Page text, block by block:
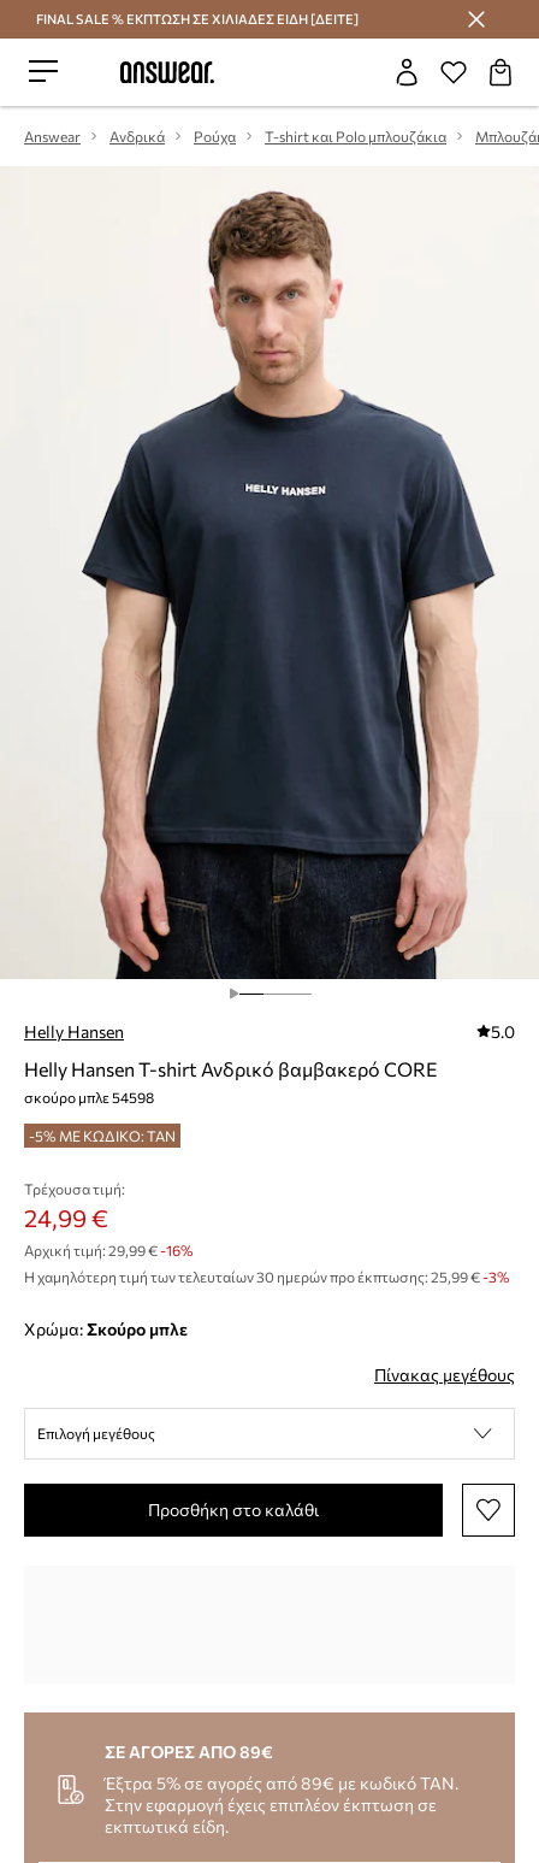
Εξοικονομήστε με το Answear Club
FINAL SALE % ΕΚΠΤΩΣΗ ΣΕ ΧΙΛΙΑΔΕΣ ΕΙΔΗ [ΔΕΙΤΕ]
Answear Ανδρικά Ρούχα T-shirt και Polo μπλουζάκια
Helly Hansen 5.0
Helly Hansen T-shirt Ανδρικό βαμβακερό CORE
σκούρο μπλε 54598
-5% ΜΕ ΚΩΔΙΚΟ: TAN
Τρέχουσα τιμή:
24,99 €
Αρχική τιμή: 29,99 €-16%
Η χαμηλότερη τιμή των τελευταίων 30 ημερών προ έκπτωσης: 25,99 € -3%
Χρώμα: σκούρο μπλε
Πίνακας μεγέθους
Επιλογή μεγέθους
Προσθήκη στο καλάθι
ΣΕ ΑΓΟΡΕΣ ΑΠΟ 89€
Έξτρα 5% σε αγορές από 89€ με κωδικό TAN.
Στην εφαρμογή έχεις επιπλέον έκπτωση σε
εκπτωτικά είδη.